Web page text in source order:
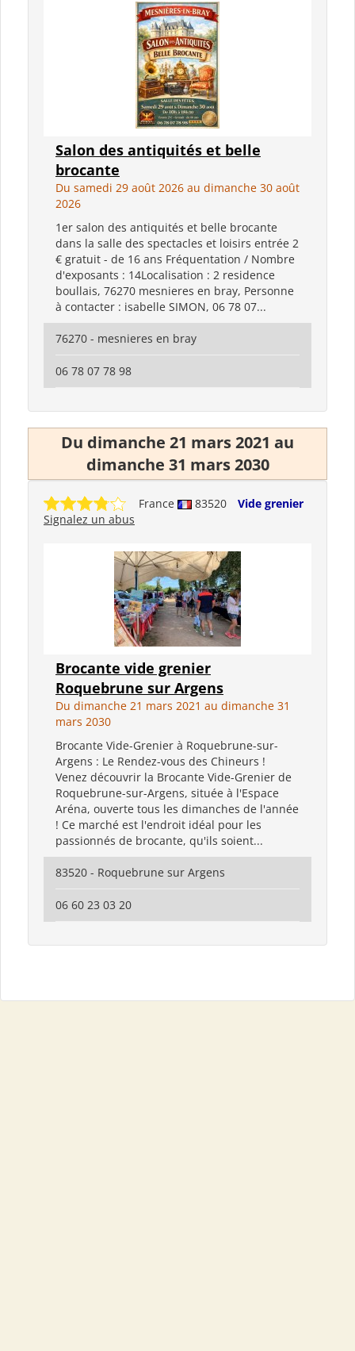
Salon des antiquités et belle
brocante
Du samedi 29 août 2026 au dimanche 30 août
2026
1er salon des antiquités et belle brocante
dans la salle des spectacles et loisirs entrée 2
€ gratuit - de 16 ans Fréquentation / Nombre
d'exposants : 14Localisation : 2 residence
boullais, 76270 mesnieres en bray, Personne
à contacter : isabelle SIMON, 06 78 07...
76270 - mesnieres en bray
06 78 07 78 98
Du dimanche 21 mars 2021 au
dimanche 31 mars 2030
France 83520
Vide grenier
Signalez un abus
Brocante vide grenier
Roquebrune sur Argens
Du dimanche 21 mars 2021 au dimanche 31
mars 2030
Brocante Vide-Grenier à Roquebrune-sur-
Argens : Le Rendez-vous des Chineurs !
Venez découvrir la Brocante Vide-Grenier de
Roquebrune-sur-Argens, située à l'Espace
Aréna, ouverte tous les dimanches de l'année
! Ce marché est l'endroit idéal pour les
passionnés de brocante, qu'ils soient...
83520 - Roquebrune sur Argens
06 60 23 03 20